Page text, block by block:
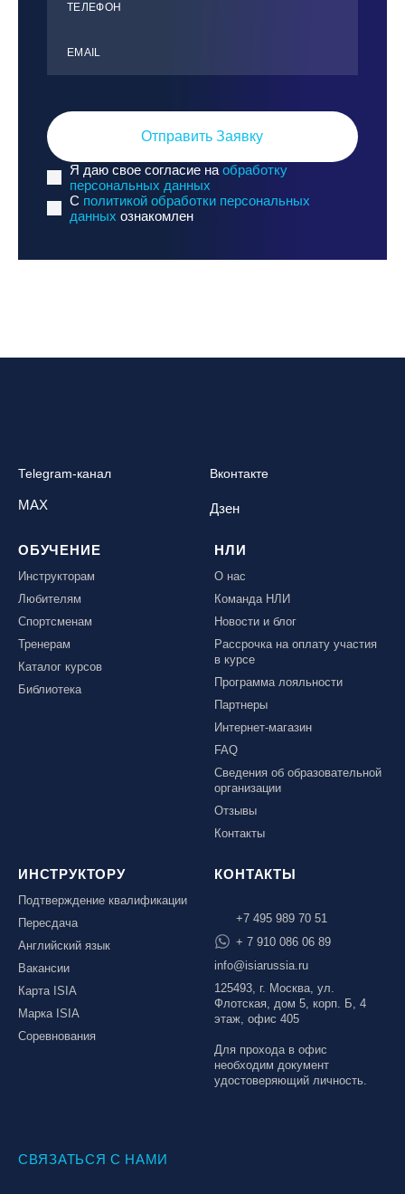
ТЕЛЕФОН
ЕMАIL
Отправить Заявку
Я даю свое согласие на обработку
персональных данных
C политикой обработки персональных
данных ознакомлен
Telegram-канал Вконтакте
MAX Дзен
ОБУЧЕНИЕ
Инструкторам
Любителям
Спортсменам
Тренерам
Каталог курсов
Библиотека
НЛИ
О нас
Команда НЛИ
Новости и блог
Рассрочка на оплату участия
в курсе
Программа лояльности
Партнеры
Интернет-магазин
FAQ
Сведения об образовательной
организации
Отзывы
Контакты
ИНСТРУКТОРУ
Подтверждение квалификации
Пересдача
Английский язык
Вакансии
Карта ISIA
Марка ISIA
Соревнования
КОНТАКТЫ
+7 495 989 70 51
+ 7 910 086 06 89
info@isiarussia.ru
125493, г. Москва, ул.
Флотская, дом 5, корп. Б, 4
этаж, офис 405
Для прохода в офис
необходим документ
удостоверяющий личность.
СВЯЗАТЬСЯ С НАМИ